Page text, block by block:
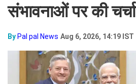
संभावनाओं पर की चर्चा
By Pal pal News Aug 6, 2026, 14:19 IST